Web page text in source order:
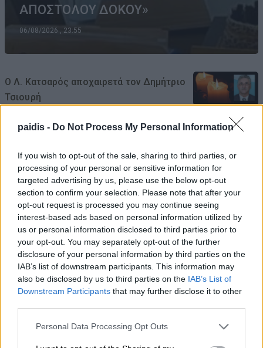
paidis - Do Not Process My Personal Information
If you wish to opt-out of the sale, sharing to third parties, or
processing of your personal or sensitive information for
targeted advertising by us, please use the below opt-out
section to confirm your selection. Please note that after your
opt-out request is processed you may continue seeing
interest-based ads based on personal information utilized by
us or personal information disclosed to third parties prior to
your opt-out. You may separately opt-out of the further
disclosure of your personal information by third parties on the
IAB’s list of downstream participants. This information may
also be disclosed by us to third parties on the IAB’s List of
Downstream Participants that may further disclose it to other
Personal Data Processing Opt Outs
ΑΠΟΣΤΟΛΟΥ ΔΟΚΟΥ»
06/08/2026 , 23:55
Ο Λ. Κατσαρός αποχαιρετά τον Δημήτριο
Τσιουρή
με τέστ δεξιοτήτων
06/08/2026 , 23:33
Συνελήφθη 22χρονος για απόπειρα
απάτης σε βάρος Λαρισαίας
06/08/2026 , 23:25
ΠΕΑΕΑ – ΔΣΕ και Ενωση Συντακτών
τιμούν τον αγωωνιστή δημοσιογράφο Κ.
Βιδάλη
06/08/2026 , 23:19